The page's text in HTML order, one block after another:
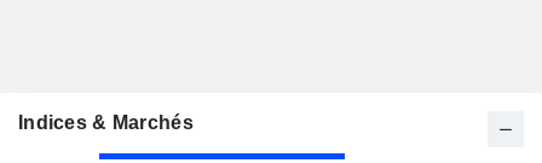
Indices & Marchés